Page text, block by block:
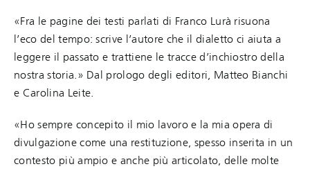
«Fra le pagine dei testi parlati di Franco Lurà risuona
l’eco del tempo: scrive l’autore che il dialetto ci aiuta a
leggere il passato e trattiene le tracce d’inchiostro della
nostra storia.» Dal prologo degli editori, Matteo Bianchi
e Carolina Leite.
«Ho sempre concepito il mio lavoro e la mia opera di
divulgazione come una restituzione, spesso inserita in un
contesto più ampio e anche più articolato, delle molte